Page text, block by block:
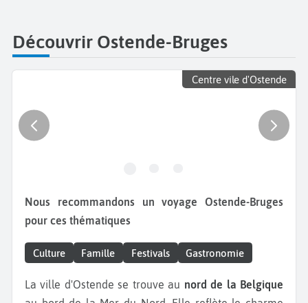
Découvrir Ostende-Bruges
Centre vile d'Ostende
Nous recommandons un voyage Ostende-Bruges
pour ces thématiques
Culture Famille Festivals Gastronomie
La ville d'Ostende se trouve au nord de la Belgique